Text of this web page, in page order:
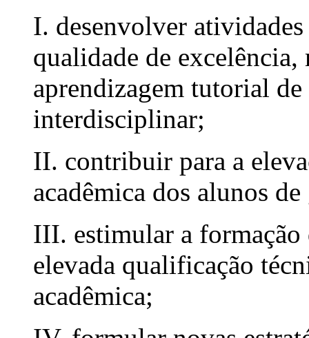
I. desenvolver atividades
qualidade de excelência,
aprendizagem tutorial
interdisciplinar;
II. contribuir para a
acadêmica dos alunos
III. estimular a formação
elevada qualificação
acadêmica;